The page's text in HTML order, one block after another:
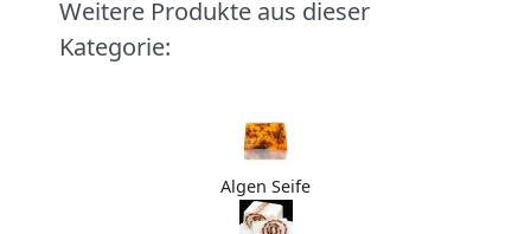
Weitere Produkte aus dieser
Kategorie:
Algen Seife